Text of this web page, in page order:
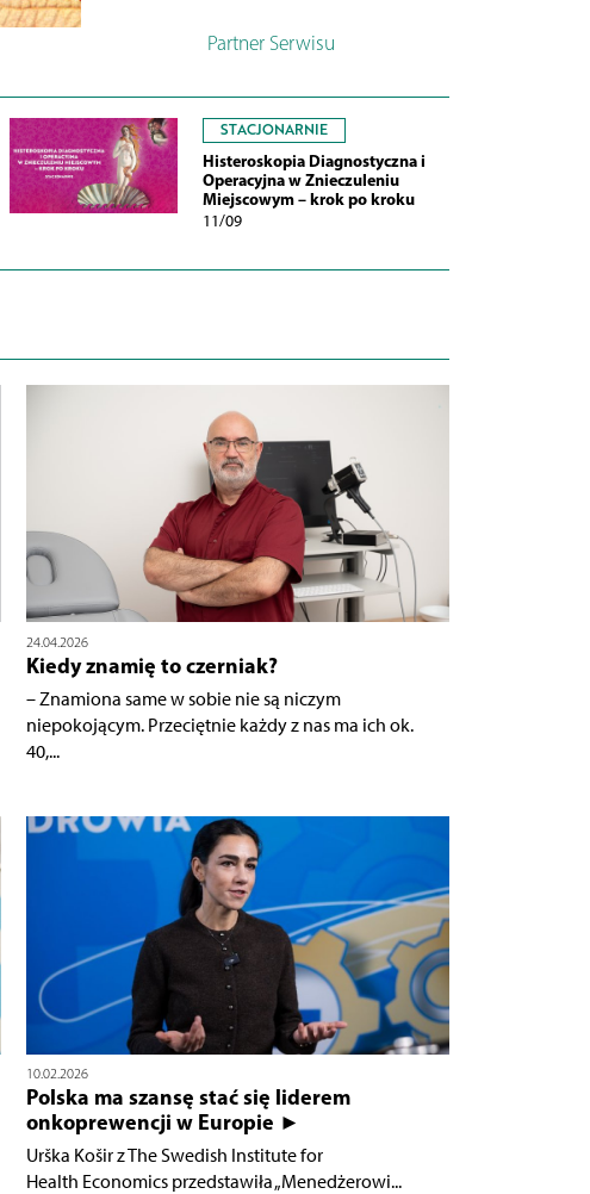
Partner Serwisu
STACJONARNIE
Histeroskopia Diagnostyczna i
Operacyjna w Znieczuleniu
Miejscowym – krok po kroku
11/09
24.04.2026
Kiedy znamię to czerniak?
– Znamiona same w sobie nie są niczym
niepokojącym. Przeciętnie każdy z nas ma ich ok.
40,...
10.02.2026
Polska ma szansę stać się liderem
onkoprewencji w Europie ►
Urška Košir z The Swedish Institute for
Health Economics przedstawiła „Menedżerowi...